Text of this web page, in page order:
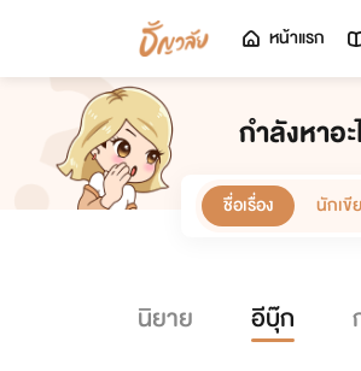
หน้าแรก
กำลังหาอ
ชื่อเรื่อง นักเขี
นิยาย อีบุ๊ก